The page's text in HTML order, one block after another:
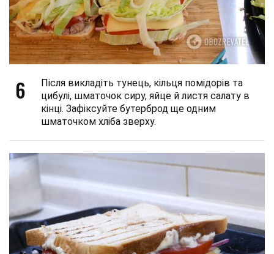
6
Після викладіть тунець, кільця помідорів та
цибулі, шматочок сиру, яйце й листя салату в
кінці. Зафіксуйте бутерброд ще одним
шматочком хліба зверху.